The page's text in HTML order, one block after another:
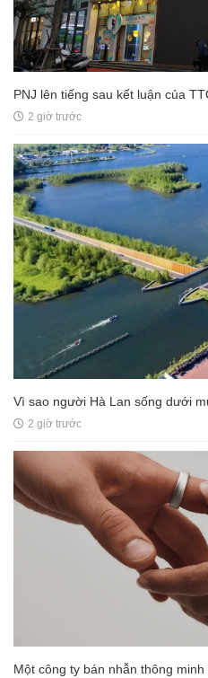
PNJ lên tiếng sau kết luận của
2 giờ trước
Vì sao người Hà Lan sống dưới
2 giờ trước
Một công ty bán nhẫn thông